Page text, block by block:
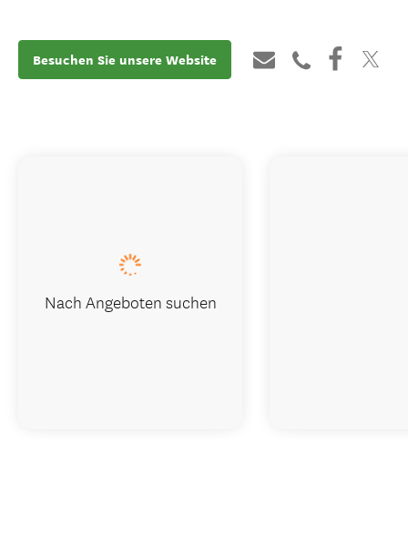
Besuchen Sie unsere Website
Nach Angeboten suchen